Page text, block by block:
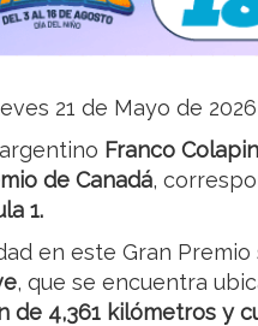
21 de Mayo de
Franco
de Canadá,
1.
en este Gran
, que se encuentra
de 4,361 kilómetros y